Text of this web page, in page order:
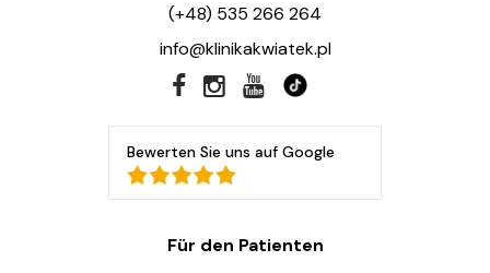
(+48) 535 266 264
info@klinikakwiatek.pl
Bewerten Sie uns auf Google
Für den Patienten